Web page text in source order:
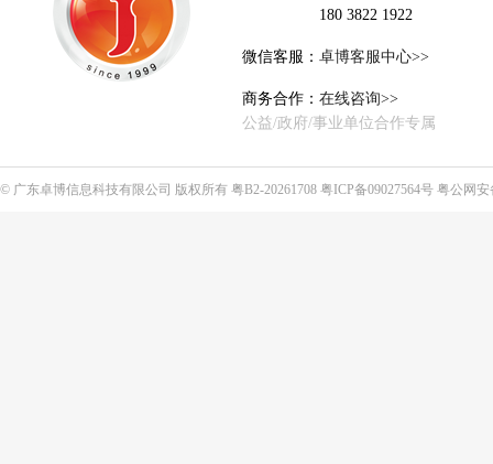
180 3822 1922
微信客服： 卓博客服中心>>
商务合作： 在线咨询>>
公益/政府/事业单位合作专属
© 广东卓博信息科技有限公司 版权所有 粤B2-20261708 粤ICP备09027564号 粤公网安